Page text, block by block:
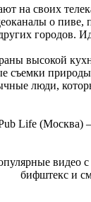
на своих
о пиве,
городов.
высокой
съемки
люди,
Life (Москва)
видео
бифштекс и